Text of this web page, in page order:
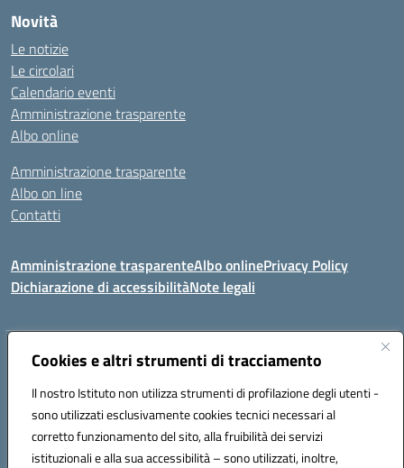
Cookies e altri strumenti di tracciamento
Il nostro Istituto non utilizza strumenti di profilazione degli utenti -
sono utilizzati esclusivamente cookies tecnici necessari al
corretto funzionamento del sito, alla fruibilità dei servizi
istituzionali e alla sua accessibilità – sono utilizzati, inoltre,
Novità
Le notizie
Le circolari
Calendario eventi
Amministrazione trasparente
Albo online
Amministrazione trasparente
Albo on line
Contatti
Amministrazione trasparenteAlbo onlinePrivacy Policy
Dichiarazione di accessibilitàNote legali
Indirizzo:Via Tirso, 07011 Bono (SS)
Posta elettronica certificata (PEC):ssic820006@pec.istruzione.it
Codice fiscale: 81000530907
Codice meccanografico: SSIC820006